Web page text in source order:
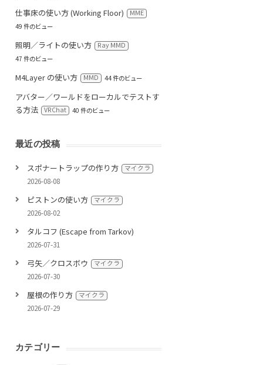
仕事床の使い方 (Working Floor)
MME
49 件のビュー
照明／ライトの使い方
Ray MMD
47 件のビュー
M4Layer の使い方 MMD 44 件のビュー
アバター／ワールドをローカルでテストす
る方法
VRChat 40 件のビュー
最近の投稿
スポナートラップの作り方 マイクラ
2026-08-08
ピストンの使い方 マイクラ
2026-08-02
タルコフ (Escape from Tarkov)
2026-07-31
弓矢／クロスボウ マイクラ
2026-07-30
屋根の作り方 マイクラ
2026-07-29
カテゴリー